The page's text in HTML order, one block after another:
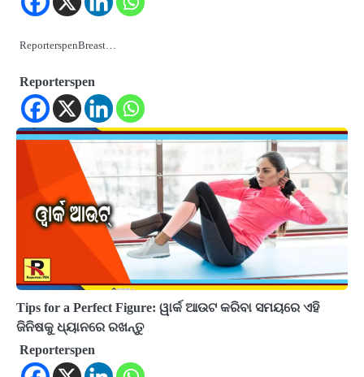
ReporterspenBreast…
Reporterspen
Tips for a Perfect Figure: ୱାର୍କ ଆଉଟ କରିବା ସମୟରେ ଏହି
ଜିନିଷକୁ ଧ୍ୟାନରେ ରଖନ୍ତୁ
Reporterspen